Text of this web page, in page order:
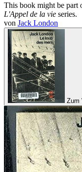
This book might be part
L'Appel de la vie series.
von Jack London
Zum